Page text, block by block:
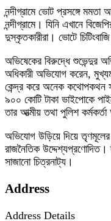
নন্দীগ্রামে ভোট প্রসঙ্গে
নন্দীগ্রামে। যিনি এখানে
দুস্কৃতকারীরা। ভোটে
অভিষেকের বিরুদ্ধে শুভেন্দুর
অধিকারী অভিযোগ করেন,
কেন্দ্র করে অনেক কথোপকথন
৯০০ কোটি টাকা ভাইপোকে
তার আত্মীয় তথা পুলিশ
অভিযোগ উড়িয়ে দিয়ে
রাজনৈতিক
সাজানো চিত্রনাট্য।
Address
Address Details